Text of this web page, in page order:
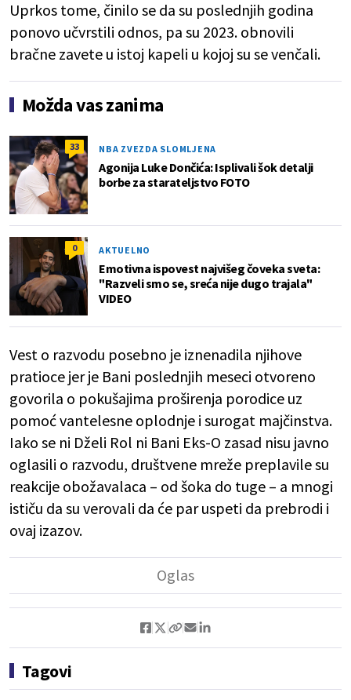
Uprkos tome, činilo se da su poslednjih godina
ponovo učvrstili odnos, pa su 2023. obnovili
bračne zavete u istoj kapeli u kojoj su se venčali.
Možda vas zanima
33 NBA ZVEZDA SLOMLJENA
Agonija Luke Dončića: Isplivali šok detalji
borbe za starateljstvo FOTO
0 AKTUELNO
Emotivna ispovest najvišeg čoveka sveta:
"Razveli smo se, sreća nije dugo trajala"
VIDEO
Vest o razvodu posebno je iznenadila njihove
pratioce jer je Bani poslednjih meseci otvoreno
govorila o pokušajima proširenja porodice uz
pomoć vantelesne oplodnje i surogat majčinstva.
Iako se ni Dželi Rol ni Bani Eks-O zasad nisu javno
oglasili o razvodu, društvene mreže preplavile su
reakcije obožavalaca – od šoka do tuge – a mnogi
ističu da su verovali da će par uspeti da prebrodi i
ovaj izazov.
Tagovi